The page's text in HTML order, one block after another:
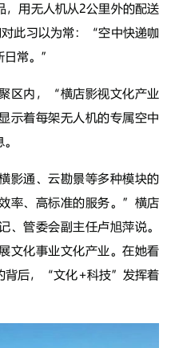
，用无人机从2公里外的配送
此习以为常：“空中快递咖
常。”
区内，“横店影视文化产业
示着每架无人机的专属空中
影通、云勘景等多种模块的
率、高标准的服务。”横店
、管委会副主任卢旭萍说。
文化事业文化产业。在她看
背后，“文化+科技”发挥着